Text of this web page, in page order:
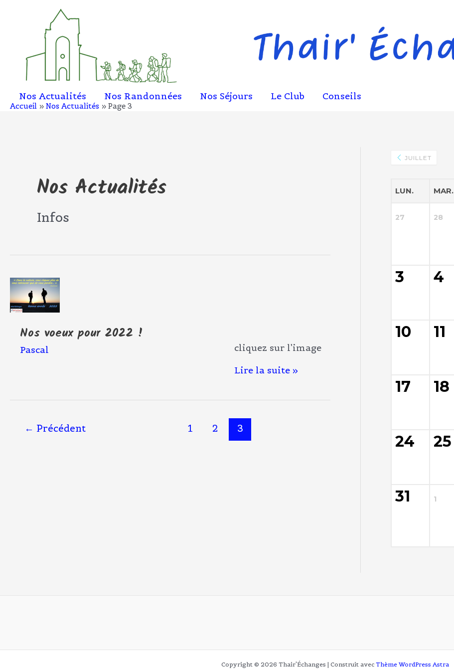
Nos Actualités Nos Randonnées Nos Séjours Le Club Conseils
Accueil Nos Actualités Page 3
Nos Actualités
Infos
Nos voeux pour 2022 !
Pascal cliquez sur l’image
Lire la suite »
← Précédent 1 2 3
JUILLET
LUN. MAR.
27 28
3 4
10 11
17 18
24 25
31 1
Copyright © 2026 Thair'Échanges | Construit avec Thème WordPress Astra